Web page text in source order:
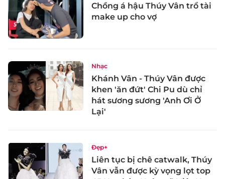
Chồng á hậu Thúy Vân trổ tài
make up cho vợ
Nhạc
Khánh Vân - Thúy Vân được
khen 'ăn đứt' Chi Pu dù chỉ
hát sương sương 'Anh Ơi Ở
Lại'
Đẹp+
Liên tục bị chê catwalk, Thúy
Vân vẫn được kỳ vọng lọt top